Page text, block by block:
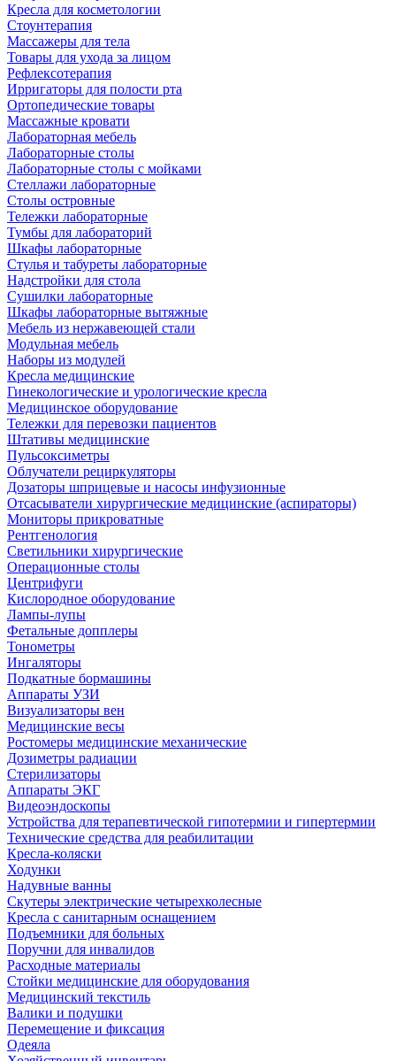
Кресла для косметологии
Стоунтерапия
Массажеры для тела
Товары для ухода за лицом
Рефлексотерапия
Ирригаторы для полости рта
Ортопедические товары
Массажные кровати
Лабораторная мебель
Лабораторные столы
Лабораторные столы с мойками
Стеллажи лабораторные
Столы островные
Тележки лабораторные
Тумбы для лабораторий
Шкафы лабораторные
Стулья и табуреты лабораторные
Надстройки для стола
Сушилки лабораторные
Шкафы лабораторные вытяжные
Мебель из нержавеющей стали
Модульная мебель
Наборы из модулей
Кресла медицинские
Гинекологические и урологические кресла
Медицинское оборудование
Тележки для перевозки пациентов
Штативы медицинские
Пульсоксиметры
Облучатели рециркуляторы
Дозаторы шприцевые и насосы инфузионные
Отсасыватели хирургические медицинские (аспираторы)
Мониторы прикроватные
Рентгенология
Светильники хирургические
Операционные столы
Центрифуги
Кислородное оборудование
Лампы-лупы
Фетальные допплеры
Тонометры
Ингаляторы
Подкатные бормашины
Аппараты УЗИ
Визуализаторы вен
Медицинские весы
Ростомеры медицинские механические
Дозиметры радиации
Стерилизаторы
Аппараты ЭКГ
Видеоэндоскопы
Устройства для терапевтической гипотермии и гипертермии
Технические средства для реабилитации
Кресла-коляски
Ходунки
Надувные ванны
Скутеры электрические четырехколесные
Кресла с санитарным оснащением
Подъемники для больных
Поручни для инвалидов
Расходные материалы
Стойки медицинские для оборудования
Медицинский текстиль
Валики и подушки
Перемещение и фиксация
Одеяла